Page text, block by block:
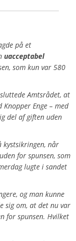
på et
uacceptabel
som kun var 580
Amtsrådet, at
Enge – med
del af giften uden
kystsikringen, når
for spunsen, som
lugte i sandet
og man kunne
sig om, at det nu var
for spunsen. Hvilket